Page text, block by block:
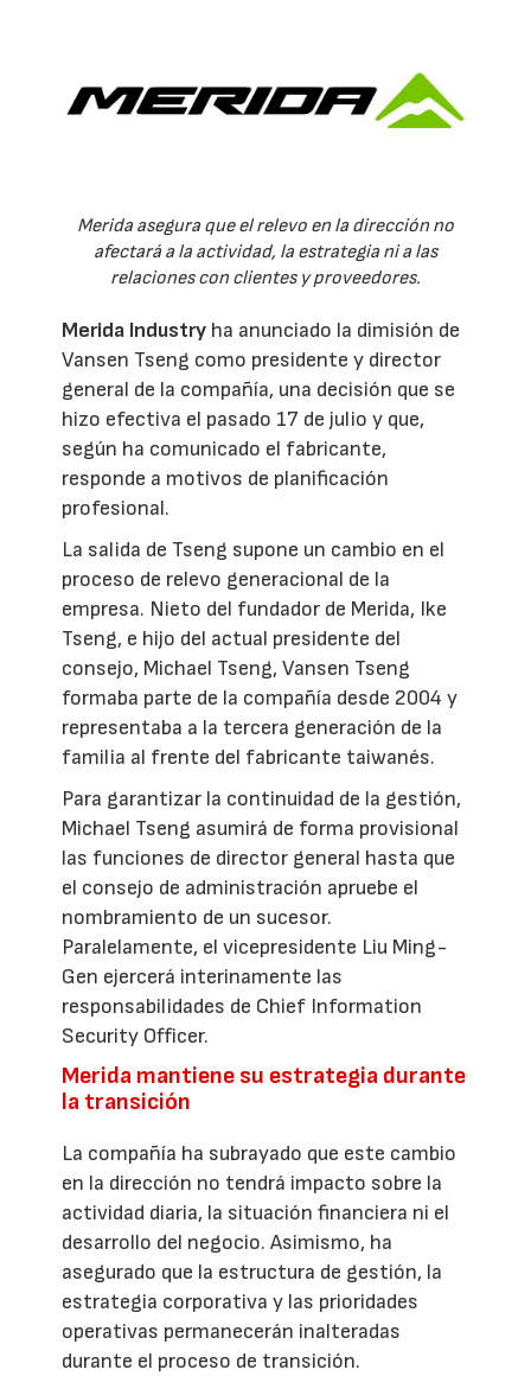
Merida asegura que el relevo en la dirección no
afectará a la actividad, la estrategia ni a las
relaciones con clientes y proveedores.
Merida Industry ha anunciado la dimisión de
Vansen Tseng como presidente y director
general de la compañía, una decisión que se
hizo efectiva el pasado 17 de julio y que,
según ha comunicado el fabricante,
responde a motivos de planificación
profesional.
La salida de Tseng supone un cambio en el
proceso de relevo generacional de la
empresa. Nieto del fundador de Merida, Ike
Tseng, e hijo del actual presidente del
consejo, Michael Tseng, Vansen Tseng
formaba parte de la compañía desde 2004 y
representaba a la tercera generación de la
familia al frente del fabricante taiwanés.
Para garantizar la continuidad de la gestión,
Michael Tseng asumirá de forma provisional
las funciones de director general hasta que
el consejo de administración apruebe el
nombramiento de un sucesor.
Paralelamente, el vicepresidente Liu Ming-
Gen ejercerá interinamente las
responsabilidades de Chief Information
Security Officer.
Merida mantiene su estrategia durante
la transición
La compañía ha subrayado que este cambio
en la dirección no tendrá impacto sobre la
actividad diaria, la situación financiera ni el
desarrollo del negocio. Asimismo, ha
asegurado que la estructura de gestión, la
estrategia corporativa y las prioridades
operativas permanecerán inalteradas
durante el proceso de transición.